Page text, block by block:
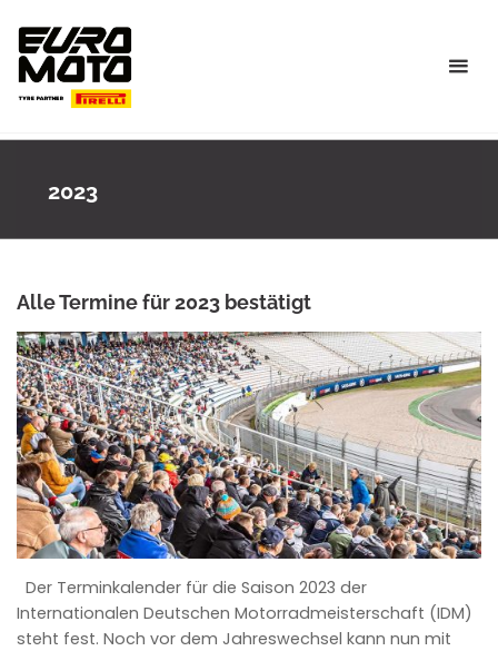
content
2023
Alle Termine für 2023 bestätigt
BJÖRN GRAMM
Der Terminkalender für die Saison 2023 der
Internationalen Deutschen Motorradmeisterschaft (IDM)
steht fest. Noch vor dem Jahreswechsel kann nun mit